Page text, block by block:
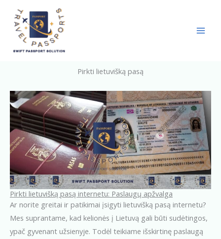
content
Pirkti lietuvišką pasą
Pirkti lietuvišką pasą internetu: Paslaugų apžvalga
Ar norite greitai ir patikimai įsigyti lietuvišką pasą internetu?
Mes suprantame, kad kelionės į Lietuvą gali būti sudėtingos,
ypač gyvenant užsienyje. Todėl teikiame išskirtinę paslaugą